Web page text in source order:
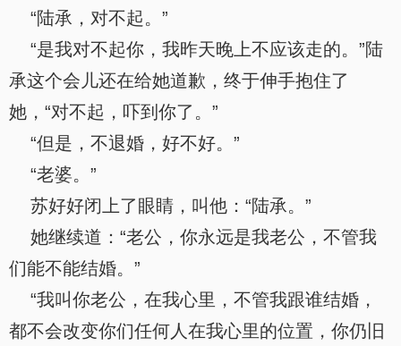
“陆承，对不起。”
“是我对不起你，我昨天晚上不应该走的。”陆
承这个会儿还在给她道歉，终于伸手抱住了
她，“对不起，吓到你了。”
“但是，不退婚，好不好。”
“老婆。”
苏好好闭上了眼睛，叫他：“陆承。”
她继续道：“老公，你永远是我老公，不管我
们能不能结婚。”
“我叫你老公，在我心里，不管我跟谁结婚，
都不会改变你们任何人在我心里的位置，你仍旧